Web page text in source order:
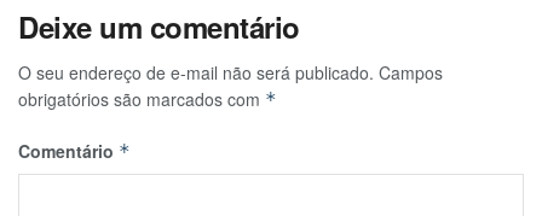
Deixe um comentário
O seu endereço de e-mail não será publicado. Campos
obrigatórios são marcados com *
Comentário *